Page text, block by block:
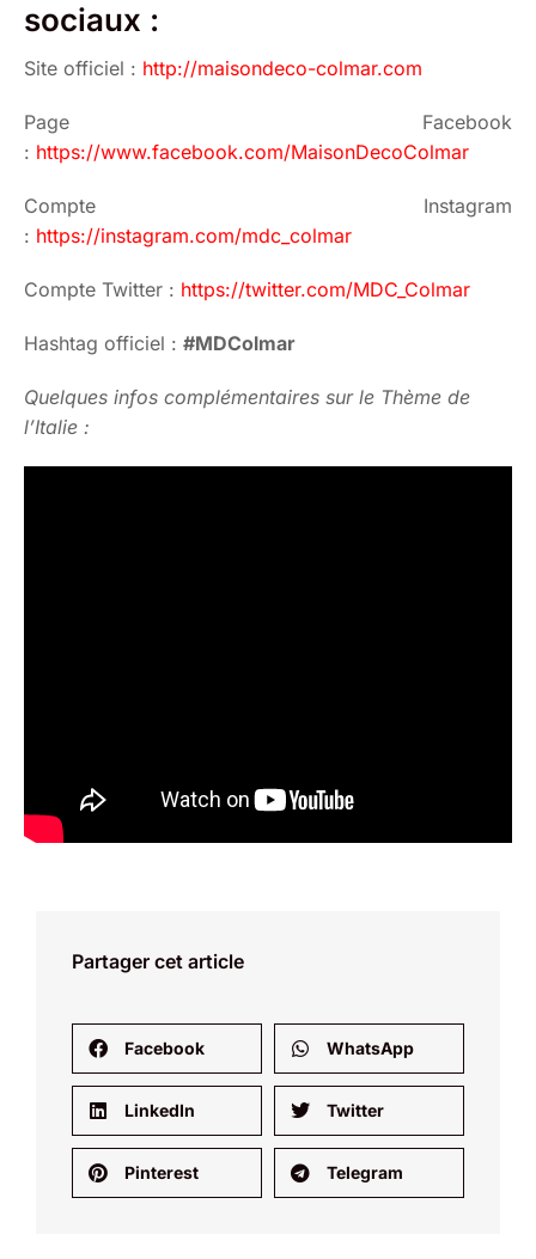
sociaux :
Site officiel : http://maisondeco-colmar.com
Page Facebook
: https://www.facebook.com/MaisonDecoColmar
Compte Instagram
: https://instagram.com/mdc_colmar
Compte Twitter : https://twitter.com/MDC_Colmar
Hashtag officiel : #MDColmar
Quelques infos complémentaires sur le Thème de
l’Italie :
Partager cet article
Facebook WhatsApp
LinkedIn Twitter
Pinterest Telegram